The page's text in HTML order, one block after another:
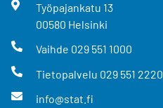
Työpajankatu 13
00580 Helsinki
Vaihde 029 551 1000
Tietopalvelu 029 551 2220
info@stat.fi